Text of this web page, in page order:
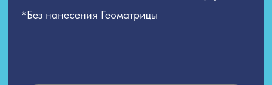
*доставка считается индивидуально